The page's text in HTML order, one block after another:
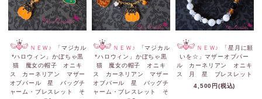
ＮＥＷ♪
「マジカル
*ハロウィン」かぼちゃ黒
猫 魔女の帽子 オニキ
ス カーネリアン マザー
オブパール 星 バッグチ
ャーム・ブレスレット そ
ＮＥＷ♪
「マジカル
*ハロウィン」かぼちゃ黒
猫 魔女の帽子 オニキ
ス カーネリアン マザー
オブパール 星 バッグチ
ャーム・ブレスレット そ
ＮＥＷ♪
「星月に願
いを☆」マザーオブパー
ル カーネリアン オニキ
ス 月 星 ブレスレット
4,500円(税込)